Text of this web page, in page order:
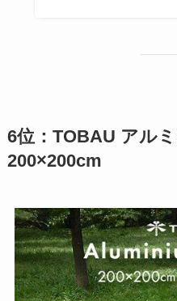
6位：TOBAU アル
200×200cm